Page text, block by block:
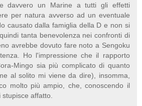
davvero un Marine a tutti gli effetti
per natura avverso ad un eventuale
causato dalla famiglia della D e non si
tanta benevolenza nei confronti di
avrebbe dovuto fare noto a Sengoku
Ho l'impressione che il rapporto
Mingo sia più complicato di quanto
al solito mi viene da dire), insomma,
molto più ampio, che, conoscendo il
affatto.